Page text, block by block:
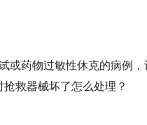
或药物过敏性休克的病例
救器械坏了怎么处理？